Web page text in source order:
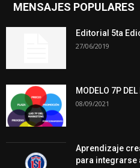
MENSAJES POPULARES
Editorial 5ta
27/06/2019
MODELO 7P
08/09/2021
Aprendizaje
para integrarse